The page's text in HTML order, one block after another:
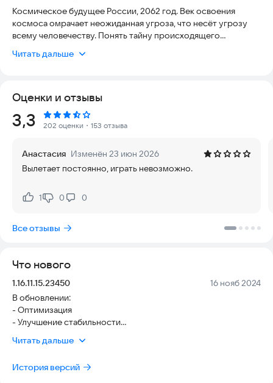
Космическое будущее России, 2062 год. Век освоения
космоса омрачает неожиданная угроза, что несёт угрозу
всему человечеству. Понять тайну происходящего
истории: ищите ответы на Земле и спутниках Сатурна.
интеллект машин восстать против своих создателей по всей
Солнечной системе. Защищайтесь от угрозы на Земле и
подключайтесь к роботам на спутниках Сатурна, чтобы
остановить конец света. На спасение мира дается всего 3
ИССЛЕДУЙ МИР БУДУЩЕГО
2062 год, новая эра в освоении космоса. Компании АРКА из
России, Хуан-ди из Китая и BUF из Британии создают
беспилотников. С Земли их направляют операторы
программы «Отражение» — технологии удаленного
работе на крупных спутниках Сатурна построены
исследовательские станций, на которых уже двадцать лет
работают международные экспедиции.
Читать дальше
Оценки и отзывы
Рейтинг:
3,3 202 оценки ・153 отзыва
Анастасия Изменён 23 июн 2026
Вылетает постоянно, играть невозможно.
Нравится:
1Не нравится:
0 0
Все отзывы
Что нового
Версия:
1.16.11.15.23450 Дата:
16 нояб 2024
В обновлении:
- Оптимизация
- Улучшение стабильности
Читать дальше
История версий